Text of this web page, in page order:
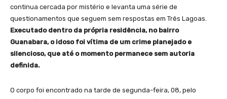
continua cercada por mistério e levanta uma série de
questionamentos que seguem sem respostas em Três Lagoas.
Executado dentro da própria residência, no bairro
Guanabara, o idoso foi vítima de um crime planejado e
silencioso, que até o momento permanece sem autoria
definida.
O corpo foi encontrado na tarde de segunda-feira, 08, pelo